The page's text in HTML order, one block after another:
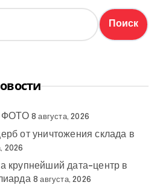
ФОТО 8 августа, 2026
от уничтожения склада в
2026
крупнейший дата-центр в
8 августа, 2026